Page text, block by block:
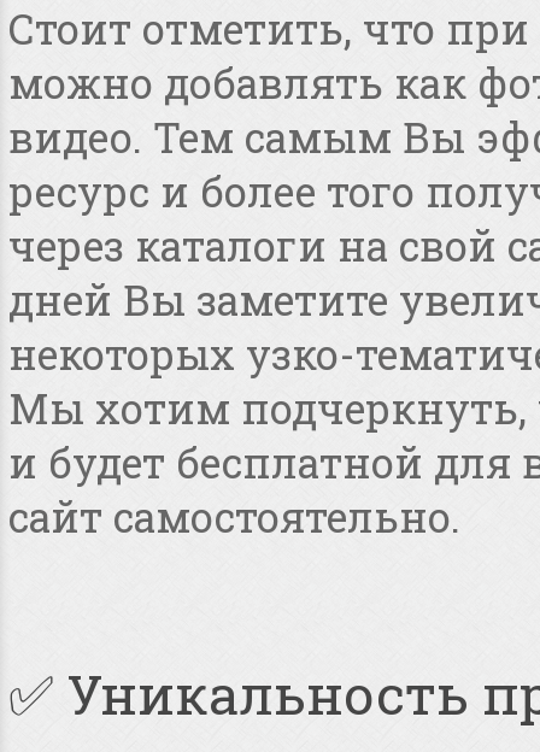
Стоит отметить, что
можно добавлять как
видео. Тем самым Вы
ресурс и более того
через каталоги на свой
дней Вы заметите
некоторых узко-
Мы хотим подчеркнуть,
и будет бесплатной
сайт самостоятельно.
✅ Уникальность